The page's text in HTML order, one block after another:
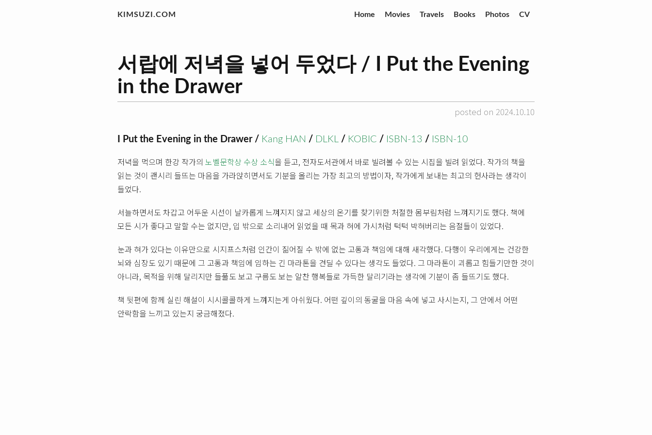
KIMSUZI.COM Home Movies Travels Books Photos CV
서랍에 저녁을 넣어 두었다 / I Put the Evening
in the Drawer
posted on 2024.10.10
I Put the Evening in the Drawer / Kang HAN / DLKL / KOBIC / ISBN-13 / ISBN-10
저녁을 먹으며 한강 작가의 노벨문학상 수상 소식을 듣고, 전자도서관에서 바로 빌려볼 수 있는 시집을 빌려 읽었다. 작가의 책을
읽는 것이 괜시리 들뜨는 마음을 가라앉히면서도 기분을 올리는 가장 최고의 방법이자, 작가에게 보내는 최고의 헌사라는 생각이
들었다.
서늘하면서도 차갑고 어두운 시선이 날카롭게 느껴지지 않고 세상의 온기를 찾기위한 처절한 몸부림처럼 느껴지기도 했다. 책에
모든 시가 좋다고 말할 수는 없지만, 입 밖으로 소리내어 읽었을 때 목과 혀에 가시처럼 턱턱 박혀버리는 음절들이 있었다.
눈과 혀가 있다는 이유만으로 시지프스처럼 인간이 짊어질 수 밖에 없는 고통과 책임에 대해 새각했다. 다행이 우리에게는 건강한
뇌와 심장도 있기 때문에 그 고통과 책임에 임하는 긴 마라톤을 견딜 수 있다는 생각도 들었다. 그 마라톤이 괴롭고 힘들기만한 것이
아니라, 목적을 위해 달리지만 들풀도 보고 구름도 보는 알찬 행복들로 가득한 달리기라는 생각에 기분이 좀 들뜨기도 했다.
책 뒷편에 함께 실린 해설이 시시콜콜하게 느껴지는게 아쉬웠다. 어떤 깊이의 동굴을 마음 속에 넣고 사시는지, 그 안에서 어떤
안락함을 느끼고 있는지 궁금해졌다.